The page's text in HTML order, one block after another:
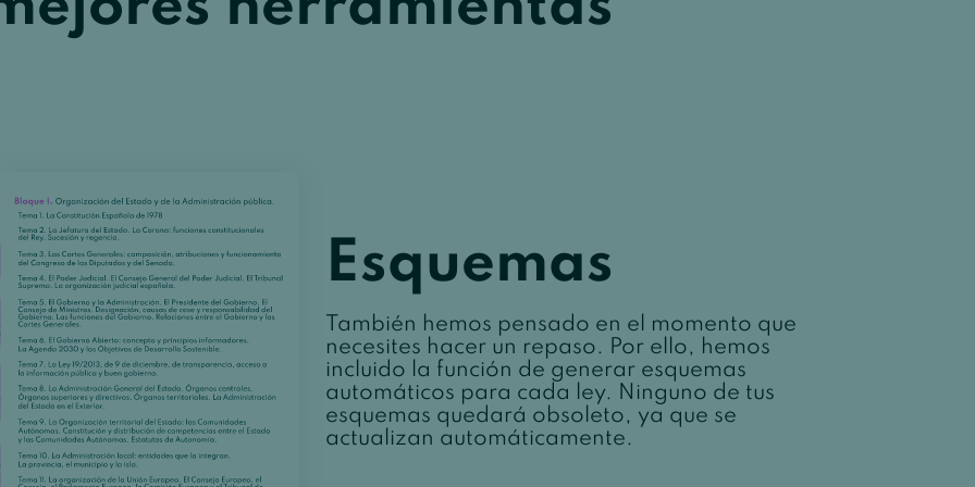
Esquemas
También hemos pensado en el momento que
necesites hacer un repaso. Por ello, hemos
incluido la función de generar esquemas
automáticos para cada ley. Ninguno de tus
esquemas quedará obsoleto, ya que se
actualizan automáticamente.